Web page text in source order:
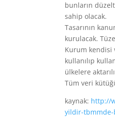
bunların
sahip olacak.
Tasarının
kurulacak.
Kurum kendisi
kullanılıp
ülkelere
Tüm veri
kaynak: http://
yildir-tbmmde-